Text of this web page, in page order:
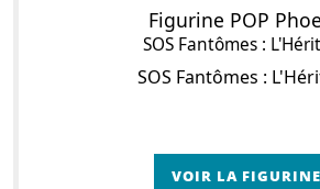
Figurine POP
SOS Fantômes :
SOS Fantômes :
VOIR LA FIGURINE